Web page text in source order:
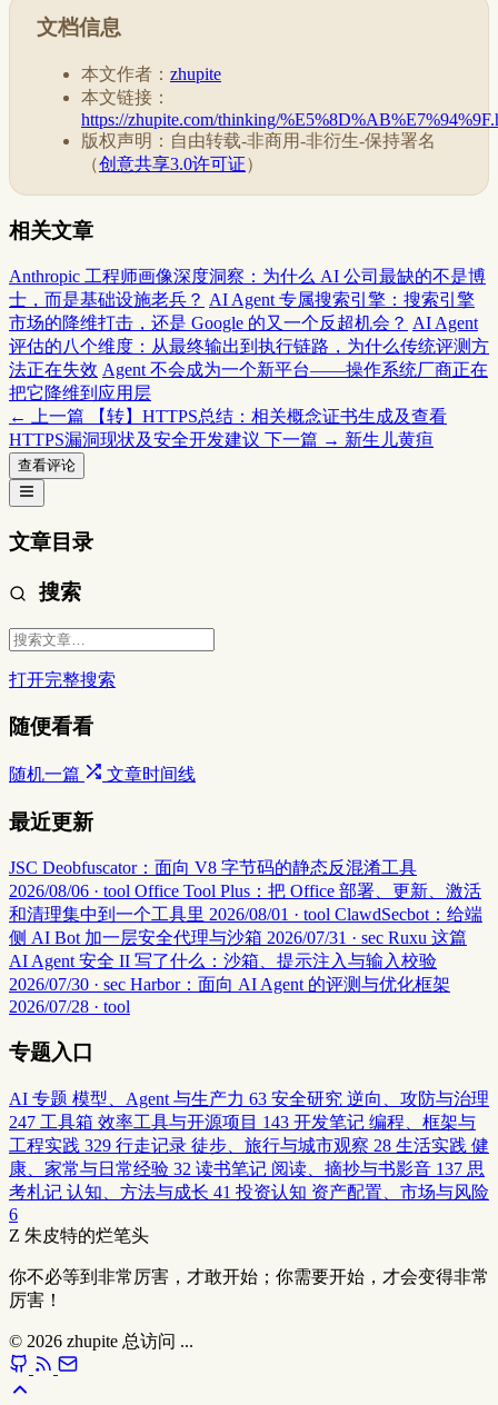
文档信息
本文作者： zhupite
本文链接：
https://zhupite.com/thinking/
版权声明：自由转载-非商用-非衍生-保持署名
（创意共享3.0许可证）
相关文章
Anthropic 工程师画像深度洞察：为什么 AI 公司最缺的不是博
士，而是基础设施老兵？ AI Agent 专属搜索引擎：搜索引擎
市场的降维打击，还是 Google 的又一个反超机会？ AI Agent
评估的八个维度：从最终输出到执行链路，为什么传统评测方
法正在失效 Agent 不会成为一个新平台——操作系统厂商正在
把它降维到应用层
← 上一篇
【转】HTTPS总结：相关概念证书生成及查看
HTTPS漏洞现状及安全开发建议 下一篇 → 新生儿黄疸
查看评论
文章目录
搜索
打开完整搜索
随便看看
随机一篇 文章时间线
最近更新
JSC Deobfuscator：面向 V8 字节码的静态反混淆工具
2026/08/06 · tool Office Tool Plus：把 Office 部署、更新、激活
和清理集中到一个工具里 2026/08/01 · tool ClawdSecbot：给端
侧 AI Bot 加一层安全代理与沙箱 2026/07/31 · sec Ruxu 这篇
AI Agent 安全 II 写了什么：沙箱、提示注入与输入校验
2026/07/30 · sec Harbor：面向 AI Agent 的评测与优化框架
2026/07/28 · tool
专题入口
AI 专题 模型、Agent 与生产力 63 安全研究 逆向、攻防与治理
247 工具箱 效率工具与开源项目 143 开发笔记 编程、框架与
工程实践 329 行走记录 徒步、旅行与城市观察 28 生活实践 健
康、家常与日常经验 32 读书笔记 阅读、摘抄与书影音 137 思
考札记 认知、方法与成长 41 投资认知 资产配置、市场与风险
6
Z 朱皮特的烂笔头
你不必等到非常厉害，才敢开始；你需要开始，才会变得非常
厉害！
© 2026 zhupite 总访问 ...